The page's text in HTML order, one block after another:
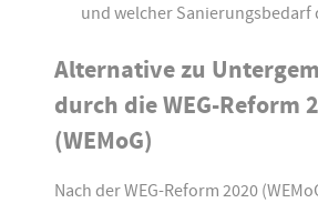
und welcher Sanierungsbedarf
Alternative zu
durch die WEG-Reform
(WEMoG)
Nach der WEG-Reform 2020